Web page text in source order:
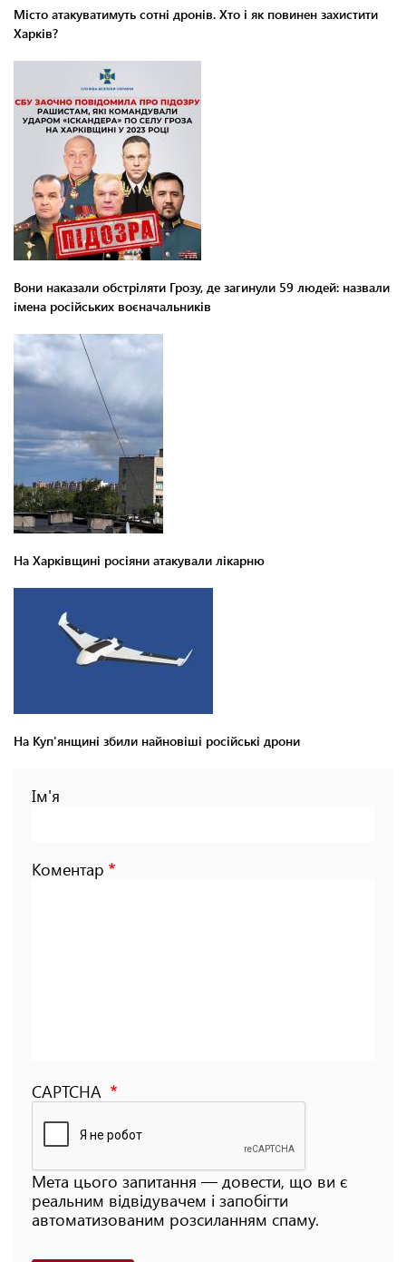
Місто атакуватимуть сотні дронів. Хто і як повинен захистити
Харків?
Вони наказали обстріляти Грозу, де загинули 59 людей: назвали
імена російських воєначальників
На Харківщині росіяни атакували лікарню
На Куп'янщині збили найновіші російські дрони
Ім'я
Коментар
CAPTCHA
Мета цього запитання — довести, що ви є
реальним відвідувачем і запобігти
автоматизованим розсиланням спаму.